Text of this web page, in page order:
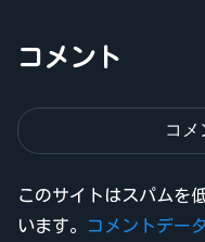
コメント
コメ
このサイトはスパムを
います。
コメントデー